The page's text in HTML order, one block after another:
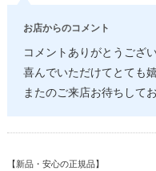
お店からのコメント
コメントありがとうござい
喜んでいただけてとても
またのご来店お待ちして
【新品・安心の正規品】